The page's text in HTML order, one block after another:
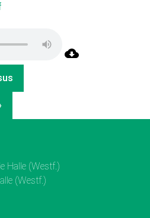
Halle (Westf.)
(Westf.)